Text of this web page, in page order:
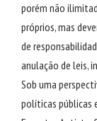
porém não
próprios, mas
de
anulação de leis,
Sob uma
políticas públicas